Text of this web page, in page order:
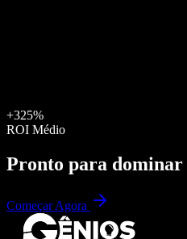
+325%
ROI Médio
Pronto para dominar
Começar Agora